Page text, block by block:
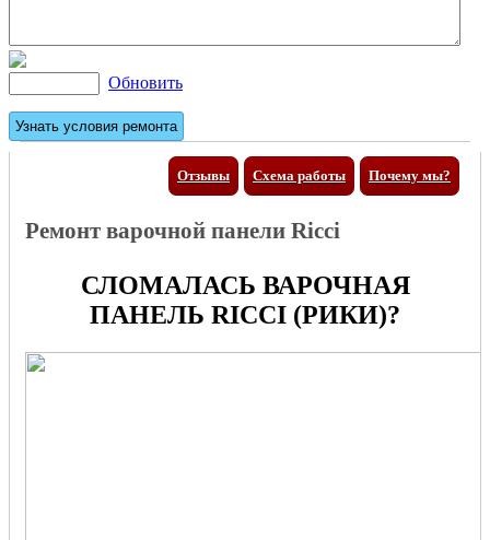
Обновить
Отзывы Почему мы?
Схема работы
Ремонт варочной панели Ricci
СЛОМАЛАСЬ ВАРОЧНАЯ
ПАНЕЛЬ RICCI (РИКИ)?